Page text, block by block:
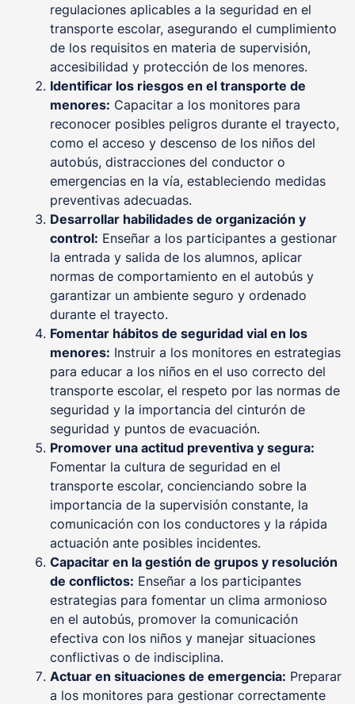
regulaciones aplicables a la seguridad en el
transporte escolar, asegurando el cumplimiento
de los requisitos en materia de supervisión,
accesibilidad y protección de los menores.
Identificar los riesgos en el transporte de
menores: Capacitar a los monitores para
reconocer posibles peligros durante el trayecto,
como el acceso y descenso de los niños del
autobús, distracciones del conductor o
emergencias en la vía, estableciendo medidas
preventivas adecuadas.
Desarrollar habilidades de organización y
control: Enseñar a los participantes a gestionar
la entrada y salida de los alumnos, aplicar
normas de comportamiento en el autobús y
garantizar un ambiente seguro y ordenado
durante el trayecto.
Fomentar hábitos de seguridad vial en los
menores: Instruir a los monitores en estrategias
para educar a los niños en el uso correcto del
transporte escolar, el respeto por las normas de
seguridad y la importancia del cinturón de
seguridad y puntos de evacuación.
Promover una actitud preventiva y segura:
Fomentar la cultura de seguridad en el
transporte escolar, concienciando sobre la
importancia de la supervisión constante, la
comunicación con los conductores y la rápida
actuación ante posibles incidentes.
Capacitar en la gestión de grupos y resolución
de conflictos: Enseñar a los participantes
estrategias para fomentar un clima armonioso
en el autobús, promover la comunicación
efectiva con los niños y manejar situaciones
conflictivas o de indisciplina.
Actuar en situaciones de emergencia: Preparar
a los monitores para gestionar correctamente